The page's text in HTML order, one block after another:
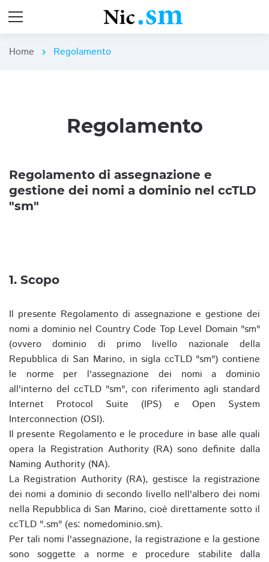
Home chevron_right Regolamento
Regolamento
Regolamento di assegnazione e
gestione dei nomi a dominio nel ccTLD
"sm"
1. Scopo
Il presente Regolamento di assegnazione e gestione dei
nomi a dominio nel Country Code Top Level Domain "sm"
(ovvero dominio di primo livello nazionale della
Repubblica di San Marino, in sigla ccTLD "sm") contiene
le norme per l'assegnazione dei nomi a dominio
all'interno del ccTLD "sm", con riferimento agli standard
Internet Protocol Suite (IPS) e Open System
Interconnection (OSI).
Il presente Regolamento e le procedure in base alle quali
opera la Registration Authority (RA) sono definite dalla
Naming Authority (NA).
La Registration Authority (RA), gestisce la registrazione
dei nomi a dominio di secondo livello nell'albero dei nomi
nella Repubblica di San Marino, cioè direttamente sotto il
ccTLD ".sm" (es: nomedominio.sm).
Per tali nomi l'assegnazione, la registrazione e la gestione
sono soggette a norme e procedure stabilite dalla